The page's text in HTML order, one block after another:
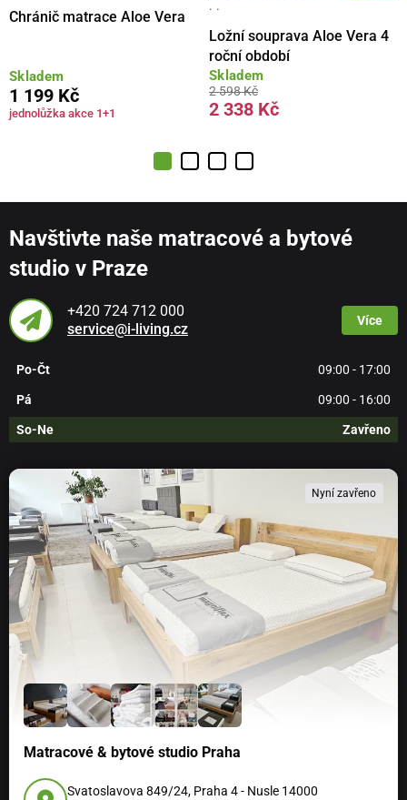
Chránič matrace Aloe Vera
Skladem
1 199 Kč
jednolůžka akce 1+1
· ·
Ložní souprava Aloe Vera 4
roční období
Skladem
2 598 Kč
2 338 Kč
Navštivte naše matracové a bytové
studio v Praze
+420 724 712 000
service@i-living.cz
Více
Po-Čt 09:00 - 17:00
Pá 09:00 - 16:00
So-Ne Zavřeno
Nyní zavřeno
Matracové & bytové studio Praha
Svatoslavova 849/24, Praha 4 - Nusle 14000